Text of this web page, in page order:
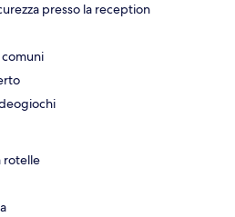
presso la reception
comuni
rotelle